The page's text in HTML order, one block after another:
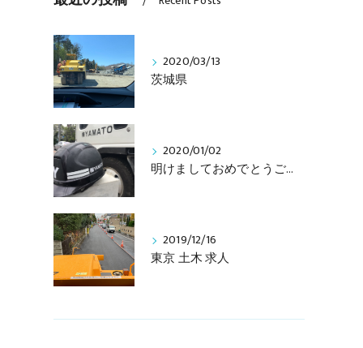
2020/03/13
茨城県
2020/01/02
明けましておめでとうございます
2019/12/16
東京 土木 求人